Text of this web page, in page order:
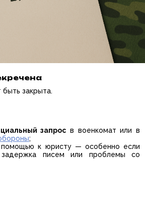
закрыта.
запрос в военкомат или в
;
помощью к юристу — особенно если
писем или проблемы со